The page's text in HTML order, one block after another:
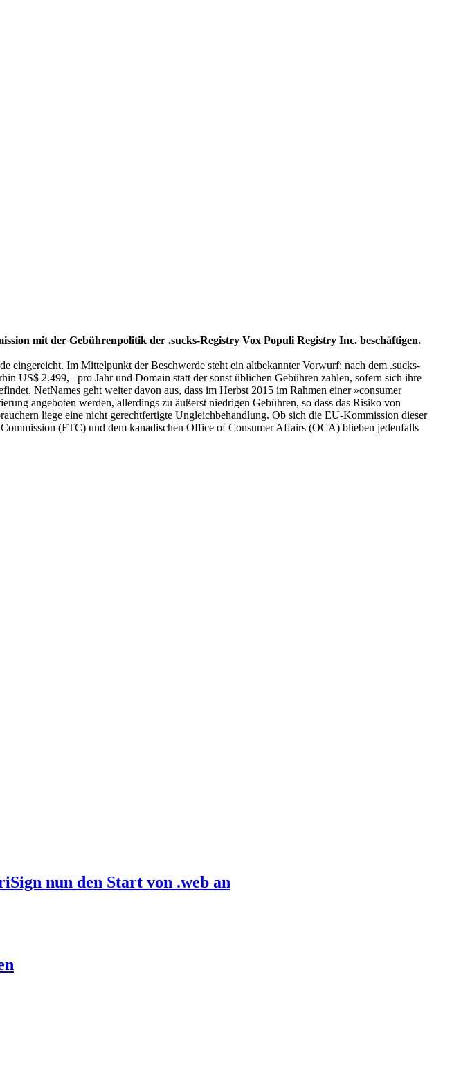
mit der Gebührenpolitik der .sucks-Registry Vox Populi Registry Inc. beschäftigen.
eingereicht. Im Mittelpunkt der Beschwerde steht ein altbekannter Vorwurf: nach dem .sucks-
US$ 2.499,– pro Jahr und Domain statt der sonst üblichen Gebühren zahlen, sofern sich ihre
NetNames geht weiter davon aus, dass im Herbst 2015 im Rahmen einer »consumer
angeboten werden, allerdings zu äußerst niedrigen Gebühren, so dass das Risiko von
liege eine nicht gerechtfertigte Ungleichbehandlung. Ob sich die EU-Kommission dieser
(FTC) und dem kanadischen Office of Consumer Affairs (OCA) blieben jedenfalls
nun den Start von .web an